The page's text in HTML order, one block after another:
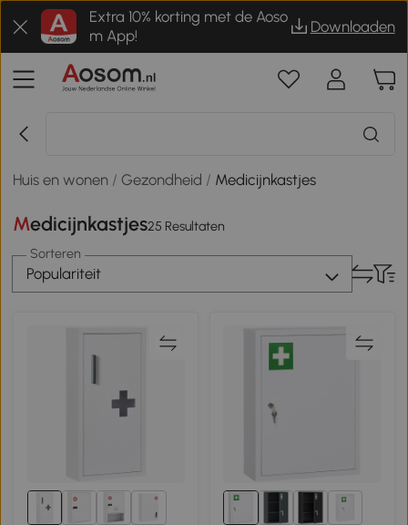
Extra 10% korting met de Aoso
m App!
Downloaden
Huis en wonen /Gezondheid / Medicijnkastjes
Medicijnkastjes25 Resultaten
Sorteren
Populariteit